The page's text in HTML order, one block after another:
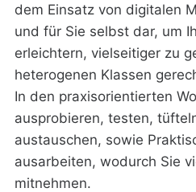
dem Einsatz von digitalen
und für Sie selbst dar, um
erleichtern, vielseitiger zu
heterogenen Klassen
In den praxisorientierten
ausprobieren, testen,
austauschen, sowie
ausarbeiten, wodurch Sie
mitnehmen.